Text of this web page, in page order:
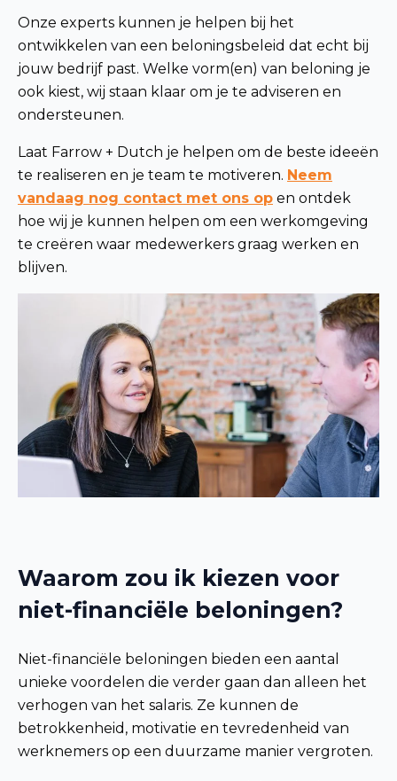
Onze experts kunnen je helpen bij het
ontwikkelen van een beloningsbeleid dat echt bij
jouw bedrijf past. Welke vorm(en) van beloning je
ook kiest, wij staan klaar om je te adviseren en
ondersteunen.
Laat Farrow + Dutch je helpen om de beste ideeën
te realiseren en je team te motiveren. Neem
vandaag nog contact met ons op en ontdek
hoe wij je kunnen helpen om een werkomgeving
te creëren waar medewerkers graag werken en
blijven.
Waarom zou ik kiezen voor
niet-financiële beloningen?
Niet-financiële beloningen bieden een aantal
unieke voordelen die verder gaan dan alleen het
verhogen van het salaris. Ze kunnen de
betrokkenheid, motivatie en tevredenheid van
werknemers op een duurzame manier vergroten.